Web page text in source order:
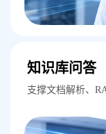
知识库问答
支撑文档解析、